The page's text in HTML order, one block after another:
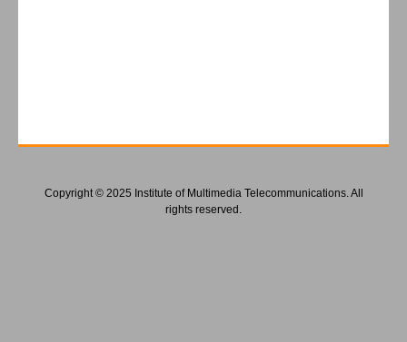
Copyright © 2025 Institute of Multimedia Telecommunications. All
rights reserved.